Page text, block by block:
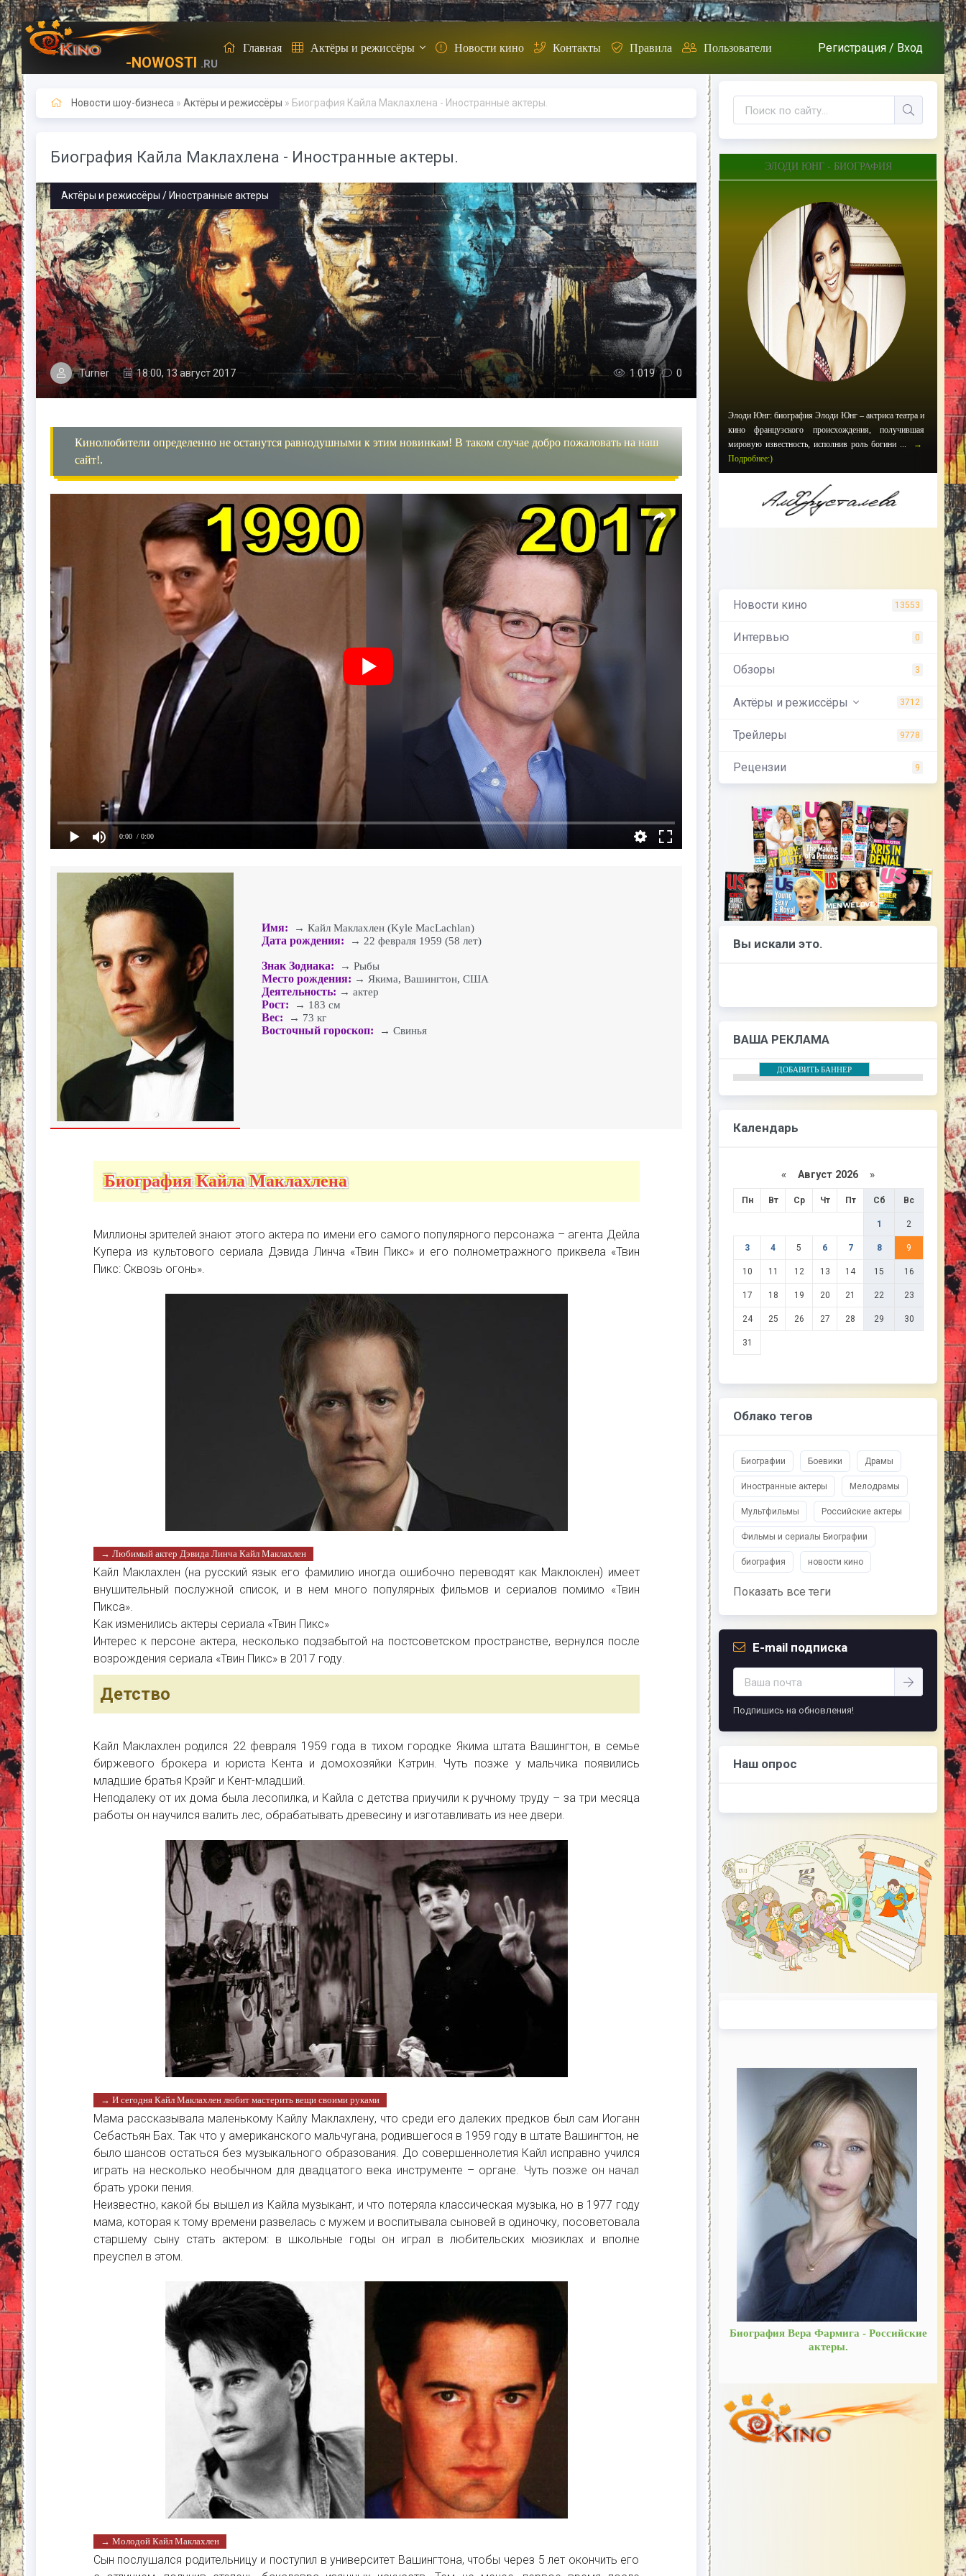
-NOWOSTI .RU
Главная Актёры и режиссёры Новости кино Контакты Правила Пользователи Регистрация / Вход
Новости шоу-бизнеса » Актёры и режиссёры » Биография Кайла Маклахлена - Иностранные актеры.
Биография Кайла Маклахлена - Иностранные актеры.
Актёры и режиссёры / Иностранные актеры
Turner 18:00, 13 август 2017 1 019 0
Кинолюбители определенно не останутся равнодушными к этим новинкам! В таком случае добро пожаловать на наш
сайт!.
0:00 / 0:00
Имя: → Кайл Маклахлен (Kyle MacLachlan)
Дата рождения: → 22 февраля 1959 (58 лет)
Знак Зодиака: → Рыбы
Место рождения: → Якима, Вашингтон, США
Деятельность: → актер
Рост: → 183 см
Вес: → 73 кг
Восточный гороскоп: → Свинья
Биография Кайла Маклахлена
Миллионы зрителей знают этого актера по имени его самого популярного персонажа – агента Дейла
Купера из культового сериала Дэвида Линча «Твин Пикс» и его полнометражного приквела «Твин
Пикс: Сквозь огонь».
→ Любимый актер Дэвида Линча Кайл Маклахлен
Кайл Маклахлен (на русский язык его фамилию иногда ошибочно переводят как Маклоклен) имеет
внушительный послужной список, и в нем много популярных фильмов и сериалов помимо «Твин
Пикса».
Как изменились актеры сериала «Твин Пикс»
Интерес к персоне актера, несколько подзабытой на постсоветском пространстве, вернулся после
возрождения сериала «Твин Пикс» в 2017 году.
Детство
Кайл Маклахлен родился 22 февраля 1959 года в тихом городке Якима штата Вашингтон, в семье
биржевого брокера и юриста Кента и домохозяйки Кэтрин. Чуть позже у мальчика появились
младшие братья Крэйг и Кент-младший.
Неподалеку от их дома была лесопилка, и Кайла с детства приучили к ручному труду – за три месяца
работы он научился валить лес, обрабатывать древесину и изготавливать из нее двери.
→ И сегодня Кайл Маклахлен любит мастерить вещи своими руками
Мама рассказывала маленькому Кайлу Маклахлену, что среди его далеких предков был сам Иоганн
Себастьян Бах. Так что у американского мальчугана, родившегося в 1959 году в штате Вашингтон, не
было шансов остаться без музыкального образования. До совершеннолетия Кайл исправно учился
играть на несколько необычном для двадцатого века инструменте – органе. Чуть позже он начал
брать уроки пения.
Неизвестно, какой бы вышел из Кайла музыкант, и что потеряла классическая музыка, но в 1977 году
мама, которая к тому времени развелась с мужем и воспитывала сыновей в одиночку, посоветовала
старшему сыну стать актером: в школьные годы он играл в любительских мюзиклах и вполне
преуспел в этом.
→ Молодой Кайл Маклахлен
Сын послушался родительницу и поступил в университет Вашингтона, чтобы через 5 лет окончить его
ЭЛОДИ ЮНГ - БИОГРАФИЯ
Элоди Юнг: биография Элоди Юнг – актриса театра и
кино французского происхождения, получившая
мировую известность, исполнив роль богини ...
→
Подробнее:)
Новости кино 13553
Интервью 0
Обзоры 3
Актёры и режиссёры 3712
Трейлеры 9778
Рецензии 9
Вы искали это.
ВАША РЕКЛАМА
ДОБАВИТЬ БАННЕР
Календарь
« Август 2026 »
Пн Вт Ср Чт Пт Сб Вс
1 2
3 4 5 6 7 8 9
10 11 12 13 14 15 16
17 18 19 20 21 22 23
24 25 26 27 28 29 30
31
Облако тегов
Биографии Боевики Драмы
Иностранные актеры Мелодрамы
Мультфильмы Российские актеры
Фильмы и сериалы Биографии
биография новости кино
Показать все теги
E-mail подписка
Подпишись на обновления!
Наш опрос
Биография Вера Фармига - Российские
актеры.